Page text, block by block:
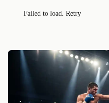
Failed to load. Retry